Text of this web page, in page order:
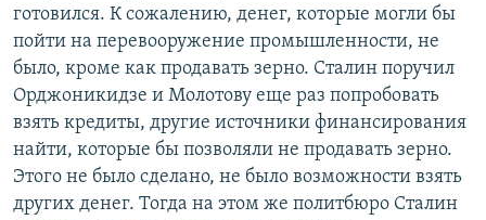
готовился. К сожалению, денег, которые могли бы
пойти на перевооружение промышленности, не
было, кроме как продавать зерно. Сталин поручил
Орджоникидзе и Молотову еще раз попробовать
взять кредиты, другие источники финансирования
найти, которые бы позволяли не продавать зерно.
Этого не было сделано, не было возможности взять
других денег. Тогда на этом же политбюро Сталин